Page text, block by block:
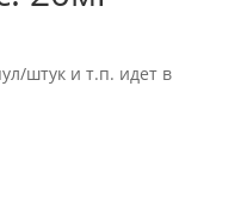
штук и т.п. идет в